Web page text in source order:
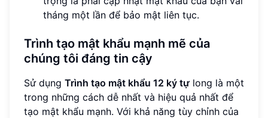
tháng một lần để bảo mật liên tục.
Trình tạo mật khẩu mạnh mẽ của
chúng tôi đáng tin cậy
Sử dụng Trình tạo mật khẩu 12 ký tự long là một
trong những cách dễ nhất và hiệu quả nhất để
tạo mật khẩu mạnh. Với khả năng tùy chỉnh của